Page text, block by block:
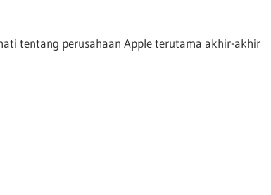
tentang perusahaan Apple terutama akhir-akhir